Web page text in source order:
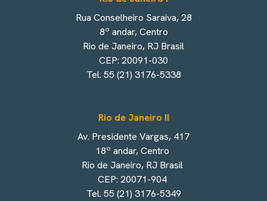
Rua Conselheiro Saraiva, 28
8º andar, Centro
Rio de Janeiro, RJ Brasil
CEP: 20091-030
Tel. 55 (21) 3176-5338
Rio de Janeiro II
Av. Presidente Vargas, 417
18º andar, Centro
Rio de Janeiro, RJ Brasil
CEP: 20071-904
Tel. 55 (21) 3176-5349